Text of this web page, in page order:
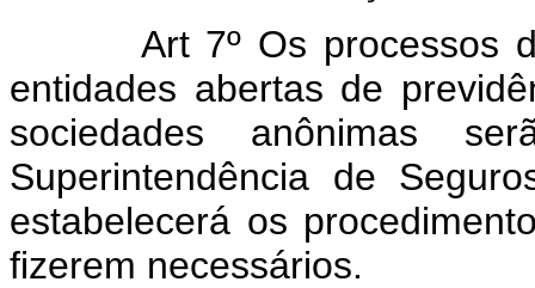
Art 7º Os processos de
entidades abertas de
sociedades anônimas
Superintendência de
estabelecerá os
fizerem necessários.